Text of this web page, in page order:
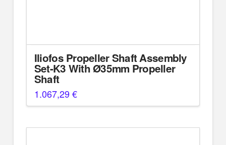
Iliofos Propeller Shaft Assembly
Set-K3 With Ø35mm Propeller
Shaft
1.067,29€